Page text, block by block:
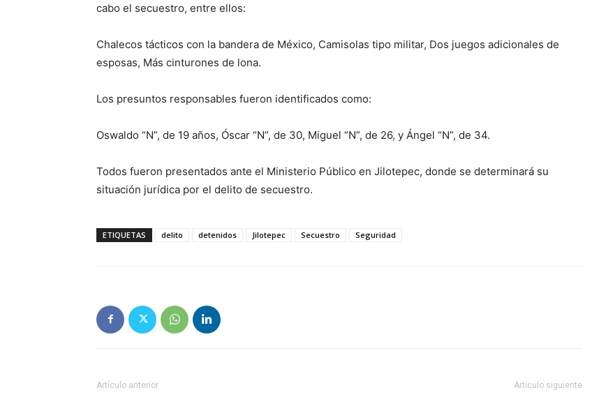
cabo el secuestro, entre ellos:
Chalecos tácticos con la bandera de México, Camisolas tipo militar, Dos juegos adicionales de
esposas, Más cinturones de lona.
Los presuntos responsables fueron identificados como:
Oswaldo “N”, de 19 años, Óscar “N”, de 30, Miguel “N”, de 26, y Ángel “N”, de 34.
Todos fueron presentados ante el Ministerio Público en Jilotepec, donde se determinará su
situación jurídica por el delito de secuestro.
ETIQUETAS delito detenidos Jilotepec Secuestro Seguridad
Artículo anterior Artículo siguiente